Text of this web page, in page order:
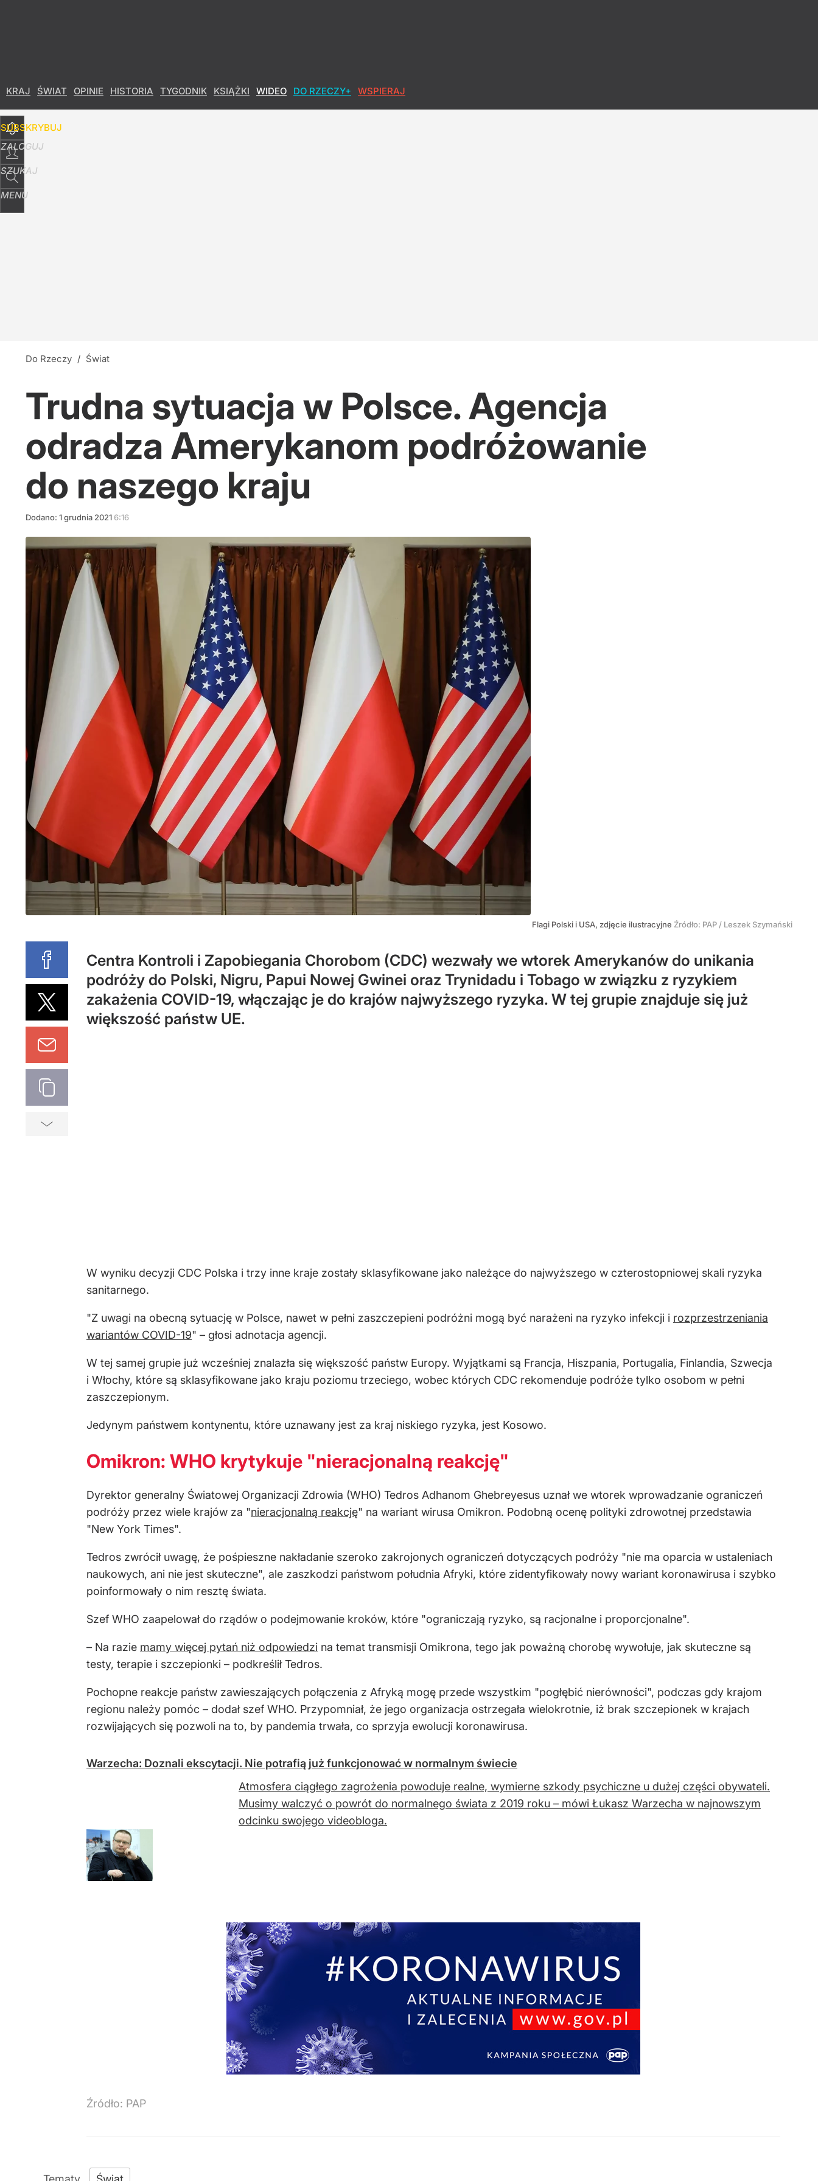
KRAJ ŚWIAT OPINIE HISTORIA TYGODNIK KSIĄŻKI WIDEO DO RZECZY+ WSPIERAJ
SUBSKRYBUJ
ZALOGUJ
SZUKAJ
MENU
Do Rzeczy / Świat
Trudna sytuacja w Polsce. Agencja
odradza Amerykanom podróżowanie
do naszego kraju
Dodano: 1grudnia 2021 6:16
Flagi Polski i USA, zdjęcie ilustracyjne Źródło: PAP / Leszek Szymański
Centra Kontroli i Zapobiegania Chorobom (CDC) wezwały we wtorek Amerykanów do unikania
podróży do Polski, Nigru, Papui Nowej Gwinei oraz Trynidadu i Tobago w związku z ryzykiem
zakażenia COVID-19, włączając je do krajów najwyższego ryzyka. W tej grupie znajduje się już
większość państw UE.
W wyniku decyzji CDC Polska i trzy inne kraje zostały sklasyfikowane jako należące do najwyższego w czterostopniowej skali ryzyka
sanitarnego.
"Z uwagi na obecną sytuację w Polsce, nawet w pełni zaszczepieni podróżni mogą być narażeni na ryzyko infekcji i rozprzestrzeniania
wariantów COVID-19" – głosi adnotacja agencji.
W tej samej grupie już wcześniej znalazła się większość państw Europy. Wyjątkami są Francja, Hiszpania, Portugalia, Finlandia, Szwecja
i Włochy, które są sklasyfikowane jako kraju poziomu trzeciego, wobec których CDC rekomenduje podróże tylko osobom w pełni
zaszczepionym.
Jedynym państwem kontynentu, które uznawany jest za kraj niskiego ryzyka, jest Kosowo.
Omikron: WHO krytykuje "nieracjonalną reakcję"
Dyrektor generalny Światowej Organizacji Zdrowia (WHO) Tedros Adhanom Ghebreyesus uznał we wtorek wprowadzanie ograniczeń
podróży przez wiele krajów za "nieracjonalną reakcję" na wariant wirusa Omikron. Podobną ocenę polityki zdrowotnej przedstawia
"New York Times".
Tedros zwrócił uwagę, że pośpieszne nakładanie szeroko zakrojonych ograniczeń dotyczących podróży "nie ma oparcia w ustaleniach
naukowych, ani nie jest skuteczne", ale zaszkodzi państwom południa Afryki, które zidentyfikowały nowy wariant koronawirusa i szybko
poinformowały o nim resztę świata.
Szef WHO zaapelował do rządów o podejmowanie kroków, które "ograniczają ryzyko, są racjonalne i proporcjonalne".
– Na razie mamy więcej pytań niż odpowiedzi na temat transmisji Omikrona, tego jak poważną chorobę wywołuje, jak skuteczne są
testy, terapie i szczepionki – podkreślił Tedros.
Pochopne reakcje państw zawieszających połączenia z Afryką mogę przede wszystkim "pogłębić nierówności", podczas gdy krajom
regionu należy pomóc – dodał szef WHO. Przypomniał, że jego organizacja ostrzegała wielokrotnie, iż brak szczepionek w krajach
rozwijających się pozwoli na to, by pandemia trwała, co sprzyja ewolucji koronawirusa.
Warzecha: Doznali ekscytacji. Nie potrafią już funkcjonować w normalnym świecie
Atmosfera ciągłego zagrożenia powoduje realne, wymierne szkody psychiczne u dużej części obywateli.
Musimy walczyć o powrót do normalnego świata z 2019 roku – mówi Łukasz Warzecha w najnowszym
odcinku swojego videobloga.
Źródło: PAP